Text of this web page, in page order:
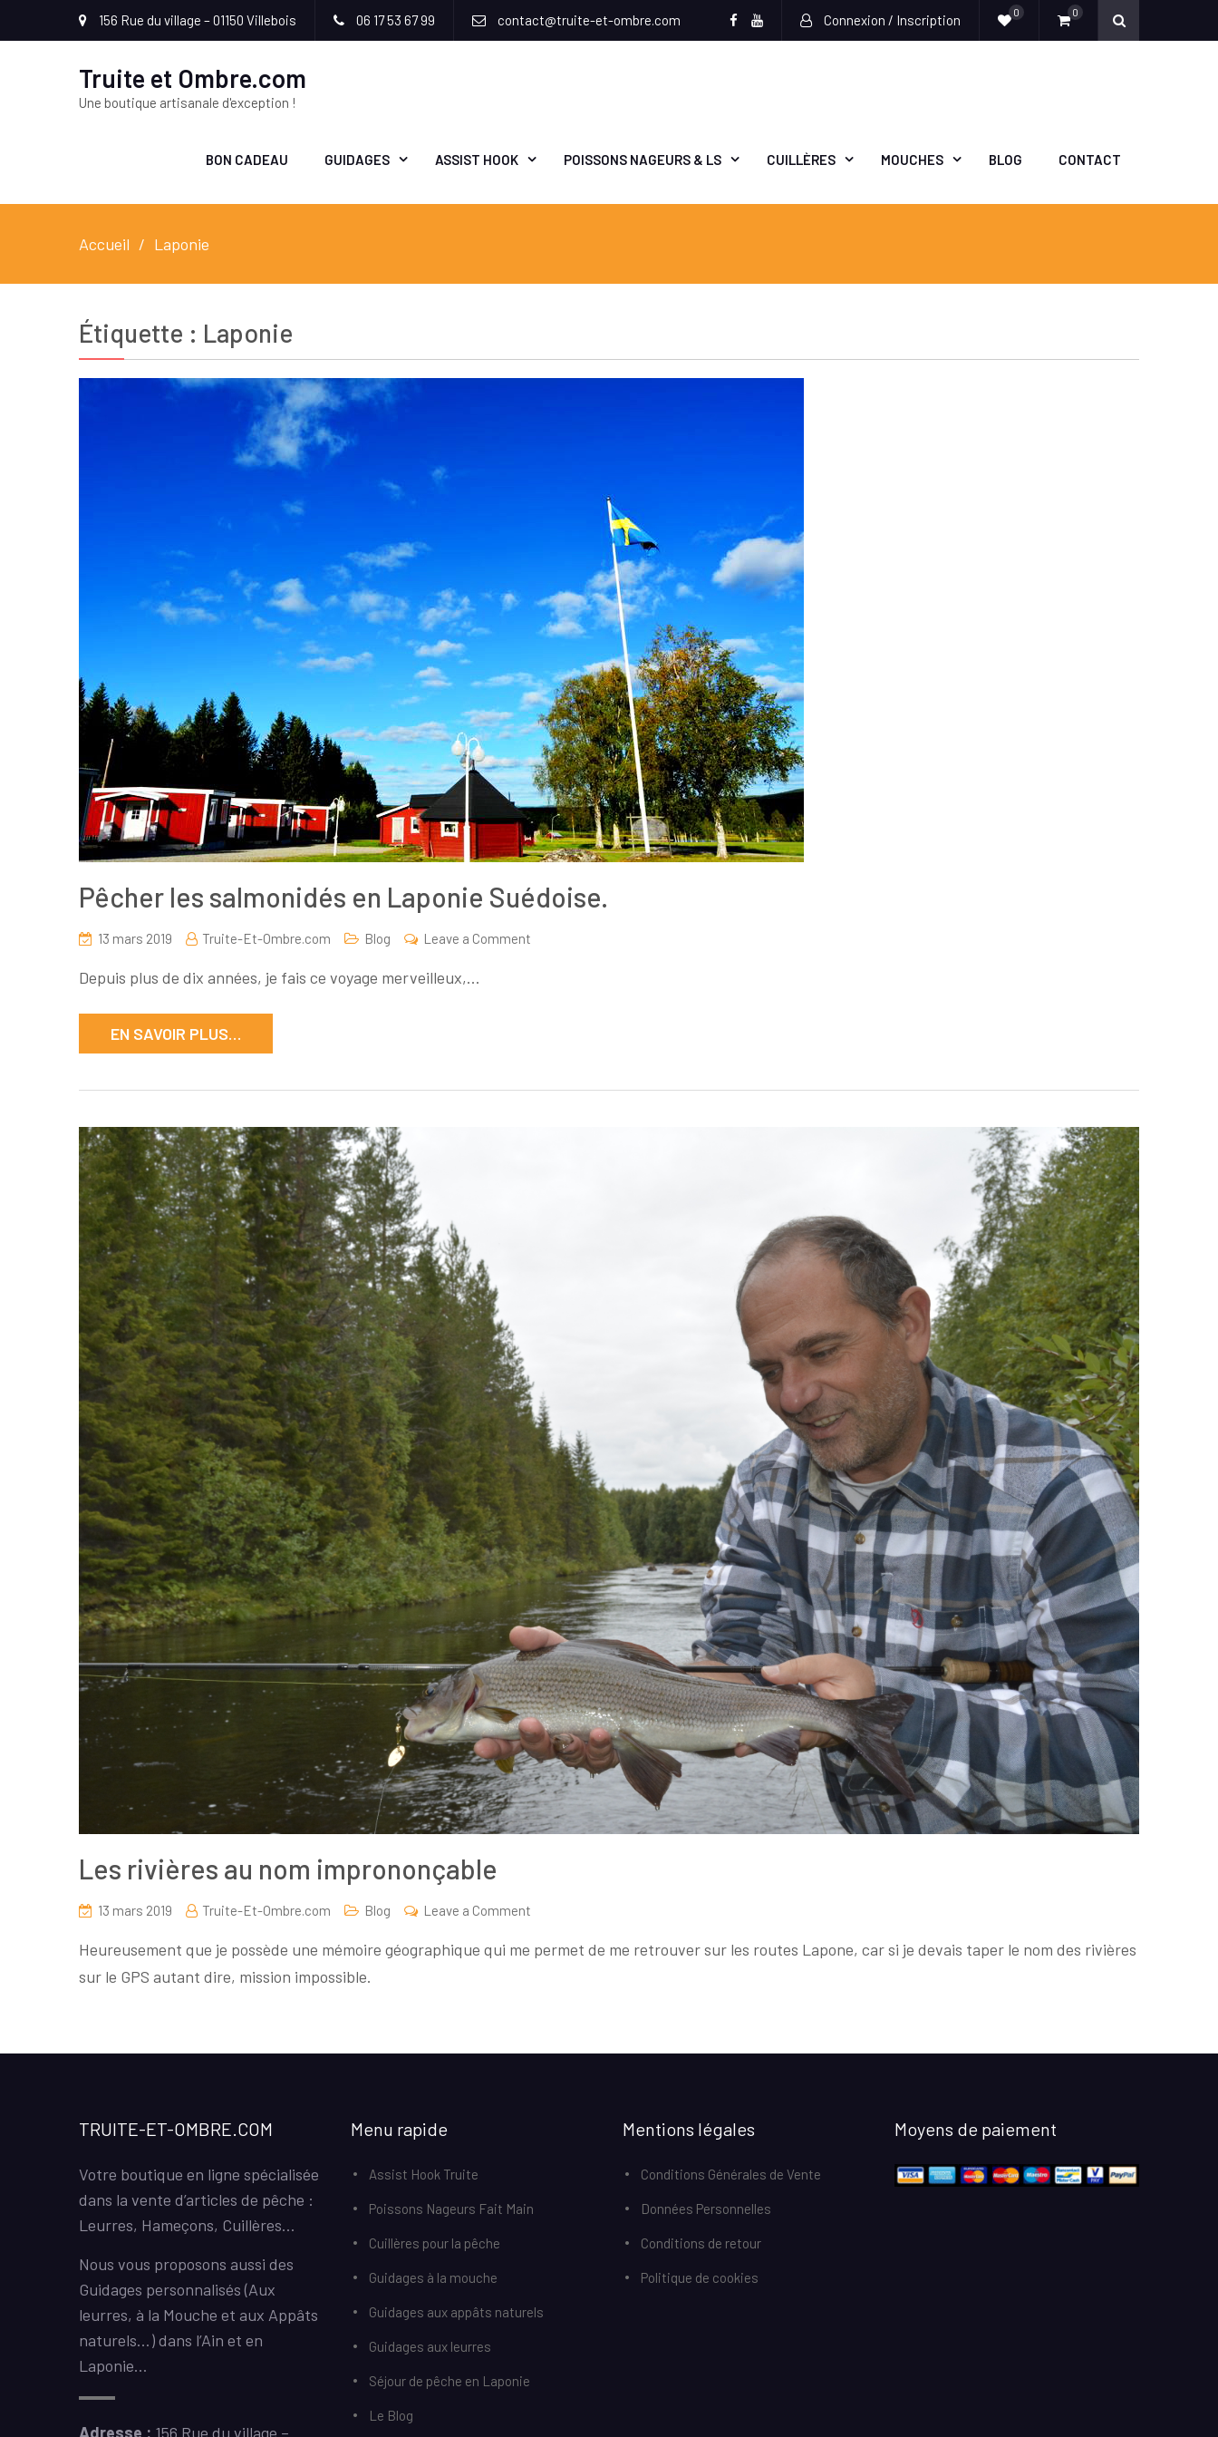
156 Rue du village – 01150 Villebois 06 17 53 67 99 contact@truite-et-ombre.com Connexion / Inscription 0 0
Truite et Ombre.com
Une boutique artisanale d'exception !
BON CADEAU GUIDAGES ASSIST HOOK POISSONS NAGEURS & LS CUILLÈRES MOUCHES BLOG CONTACT
Accueil Laponie
Étiquette : Laponie
Pêcher les salmonidés en Laponie Suédoise.
13 mars 2019 Truite-Et-Ombre.com Blog Leave a Comment
Depuis plus de dix années, je fais ce voyage merveilleux,…
EN SAVOIR PLUS…
Les rivières au nom imprononçable
13 mars 2019 Truite-Et-Ombre.com Blog Leave a Comment
rivières
Heureusement que je possède une mémoire géographique qui me permet de me retrouver sur les routes Lapone, car si je devais taper le nom des rivières
sur le GPS autant dire, mission impossible.
TRUITE-ET-OMBRE.COM
Votre boutique en ligne spécialisée
dans la vente d’articles de pêche :
Leurres, Hameçons, Cuillères…
Nous vous proposons aussi des
Guidages personnalisés (Aux
leurres, à la Mouche et aux Appâts
naturels…) dans l’Ain et en
Laponie…
Adresse : 156 Rue du village –
Menu rapide
Assist Hook Truite
Poissons Nageurs Fait Main
Cuillères pour la pêche
Guidages à la mouche
Guidages aux appâts naturels
Guidages aux leurres
Séjour de pêche en Laponie
Le Blog
Mentions légales
Conditions Générales de Vente
Données Personnelles
Conditions de retour
Politique de cookies
Moyens de paiement